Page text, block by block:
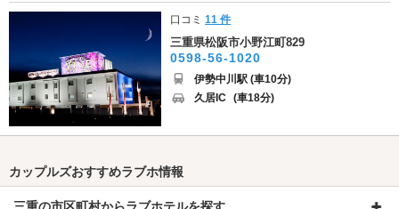
口コミ11 件
三重県松阪市小野江町829
0598-56-1020
伊勢中川駅 (車10分)
久居IC (車18分)
カップルズおすすめラブホ情報
三重の市区町村からラブホテルを探す